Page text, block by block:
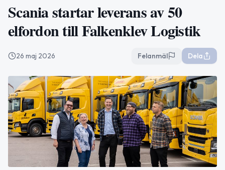
Scania startar leverans av 50
elfordon till Falkenklev Logistik
26 maj 2026 Felanmäl Dela